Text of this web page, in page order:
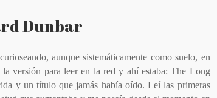
Dunbar
aunque sistemáticamente como suelo, en
versión para leer en la red y ahí estaba: The Long
y un título que jamás había oído. Leí las primeras